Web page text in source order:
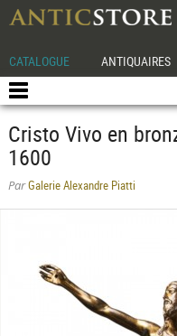
CATALOGUE ANTIQUAIRES
Cristo Vivo en
1600
ParGalerie Alexandre Piatti